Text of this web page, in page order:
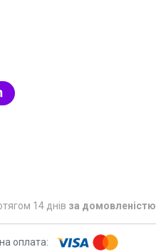
14 днів за домовленістю